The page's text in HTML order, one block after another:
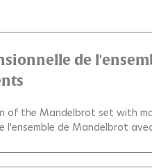
de
of the Mandelbrot set with
l'ensemble de Mandelbrot